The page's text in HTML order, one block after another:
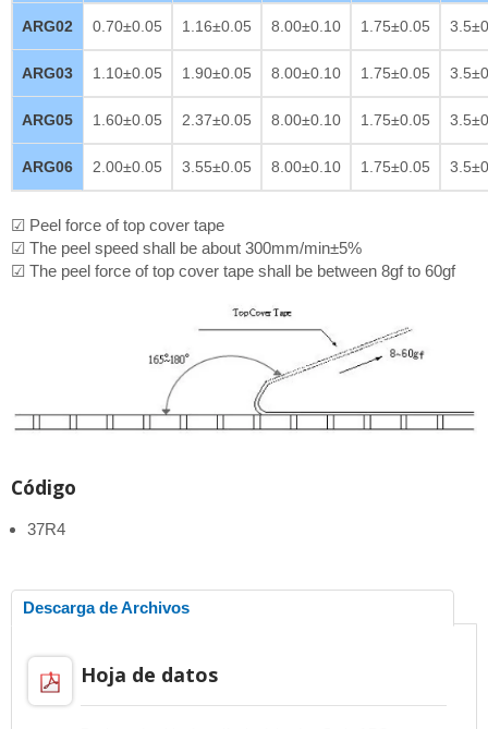
ARG02 0.70±0.05 1.16±0.05 8.00±0.10 1.75±0.05
ARG03 1.10±0.05 1.90±0.05 8.00±0.10 1.75±0.05
ARG05 1.60±0.05 2.37±0.05 8.00±0.10 1.75±0.05
ARG06 2.00±0.05 3.55±0.05 8.00±0.10 1.75±0.05
☑ Peel force of top cover tape
☑ The peel speed shall be about 300mm/min±5%
☑ The peel force of top cover tape shall be between 8gf to 60gf
Código
37R4
Descarga de Archivos
Hoja de datos